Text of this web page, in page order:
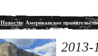
Новости: Американское
2013-